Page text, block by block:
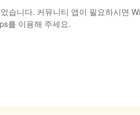
습니다. 커뮤니티 앱이 필요하시면
를 이용해 주세요.